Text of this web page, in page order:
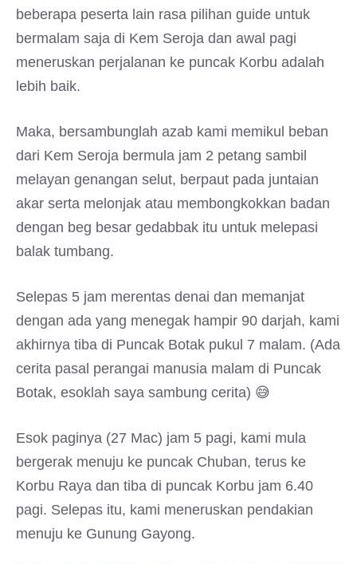
beberapa peserta lain rasa pilihan guide untuk
bermalam saja di Kem Seroja dan awal pagi
meneruskan perjalanan ke puncak Korbu adalah
lebih baik.
Maka, bersambunglah azab kami memikul beban
dari Kem Seroja bermula jam 2 petang sambil
melayan genangan selut, berpaut pada juntaian
akar serta melonjak atau membongkokkan badan
dengan beg besar gedabbak itu untuk melepasi
balak tumbang.
Selepas 5 jam merentas denai dan memanjat
dengan ada yang menegak hampir 90 darjah, kami
akhirnya tiba di Puncak Botak pukul 7 malam. (Ada
cerita pasal perangai manusia malam di Puncak
Botak, esoklah saya sambung cerita) 😅
Esok paginya (27 Mac) jam 5 pagi, kami mula
bergerak menuju ke puncak Chuban, terus ke
Korbu Raya dan tiba di puncak Korbu jam 6.40
pagi. Selepas itu, kami meneruskan pendakian
menuju ke Gunung Gayong.